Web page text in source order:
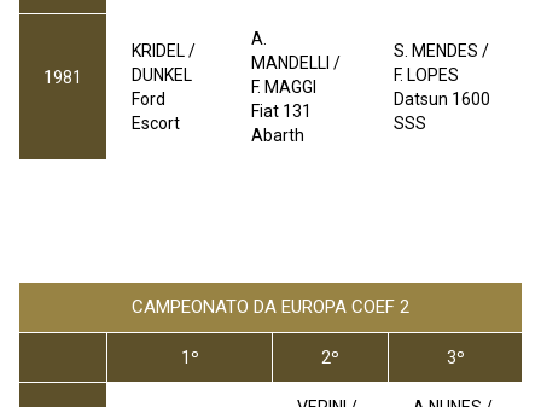
1981
KRIDEL /
DUNKEL
Ford
Escort
A.
MANDELLI /
F. MAGGI
Fiat 131
Abarth
S. MENDES /
F. LOPES
Datsun 1600
SSS
CAMPEONATO DA EUROPA COEF 2
1º 2º 3º